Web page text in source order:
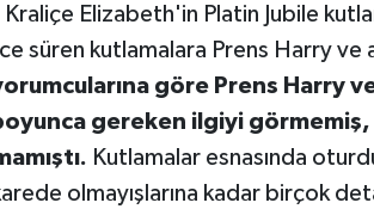
Elizabeth'in Platin Jubile
süren kutlamalara Prens Harry ve
göre Prens Harry
gereken ilgiyi
Kutlamalar esnasında
olmayışlarına kadar birçok